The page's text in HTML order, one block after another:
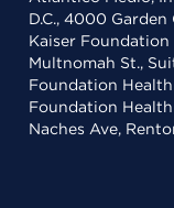
D.C., 4000
Kaiser
Multnomah St.,
Foundation
Foundation
Naches Ave,